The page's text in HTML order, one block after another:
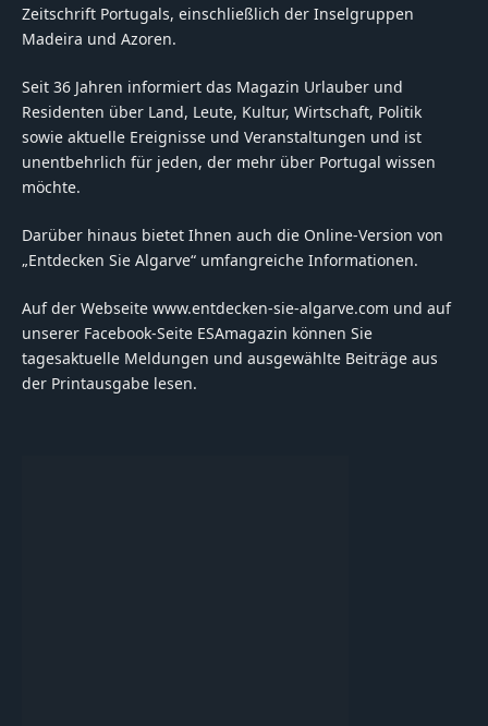
Zeitschrift Portugals, einschließlich der Inselgruppen
Madeira und Azoren.
Seit 36 Jahren informiert das Magazin Urlauber und
Residenten über Land, Leute, Kultur, Wirtschaft, Politik
sowie aktuelle Ereignisse und Veranstaltungen und ist
unentbehrlich für jeden, der mehr über Portugal wissen
möchte.
Darüber hinaus bietet Ihnen auch die Online-Version von
„Entdecken Sie Algarve“ umfangreiche Informationen.
Auf der Webseite www.entdecken-sie-algarve.com und auf
unserer Facebook-Seite ESAmagazin können Sie
tagesaktuelle Meldungen und ausgewählte Beiträge aus
der Printausgabe lesen.